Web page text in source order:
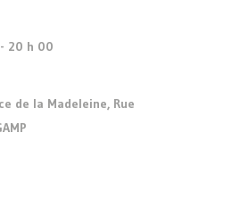
20 h 00
de la Madeleine, Rue